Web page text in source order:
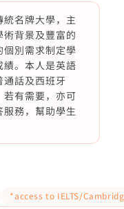
名牌大學，主
背景及豐富的
別需求制定學
績。本人是英語
話及西班牙
有需要，亦可
務，幫助學生
*access to IELTS/